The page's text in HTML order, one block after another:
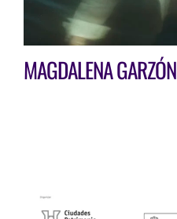
MAGDALENA GARZÓN